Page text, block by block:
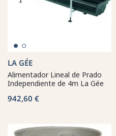
LA GÉE
Alimentador Lineal de Prado
Independiente de 4m La Gée
942,60 €